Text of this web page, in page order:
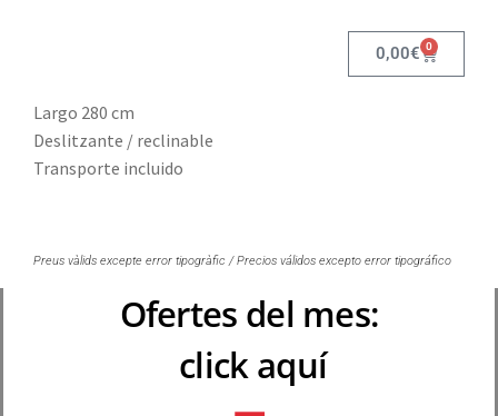
0,00€ 0
Largo 280 cm
Deslitzante / reclinable
Transporte incluido
Preus vàlids excepte error tipogràfic / Precios válidos excepto error tipográfico
Ofertes del mes:
click aquí